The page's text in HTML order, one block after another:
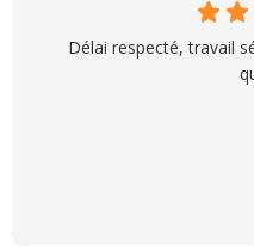
Délai respecté, travail